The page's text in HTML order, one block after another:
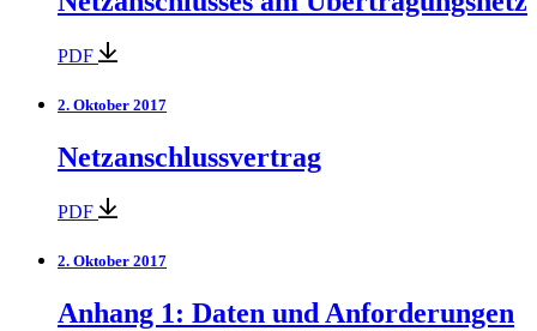
PDF
2. Oktober 2017
Netzanschlussvertrag
PDF
2. Oktober 2017
Anhang 1: Daten und Anforderungen